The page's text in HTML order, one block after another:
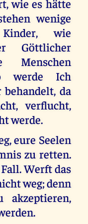
wie es hätte
wenige
wie
Göttlicher
werde Ich
da
verflucht,
werde.
eure Seelen
zu retten.
Werft das
weg; denn